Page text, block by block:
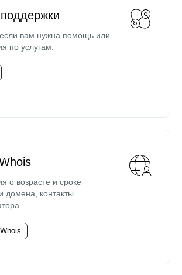
вам нужна помощь или
по услугам.
о возрасте и сроке
домена, контакты